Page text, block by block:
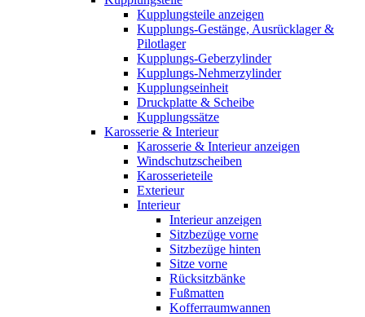
Kupplungsteile anzeigen
Kupplungs-Gestänge, Ausrücklager &
Pilotlager
Kupplungs-Geberzylinder
Kupplungs-Nehmerzylinder
Kupplungseinheit
Druckplatte & Scheibe
Kupplungssätze
Karosserie & Interieur
Karosserie & Interieur anzeigen
Windschutzscheiben
Karosserieteile
Exterieur
Interieur
Interieur anzeigen
Sitzbezüge vorne
Sitzbezüge hinten
Sitze vorne
Rücksitzbänke
Fußmatten
Kofferraumwannen